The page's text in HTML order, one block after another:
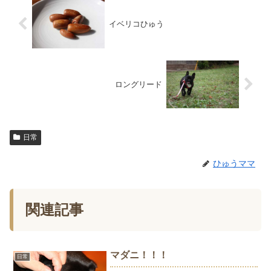
イベリコひゅう
ロングリード
日常
ひゅうママ
関連記事
日常 マダニ！！！